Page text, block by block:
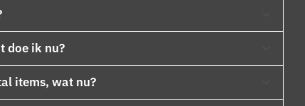
doe ik nu?
items, wat nu?